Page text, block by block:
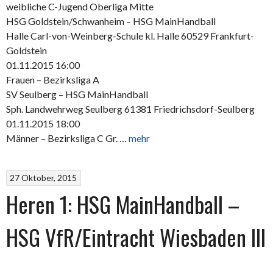
weibliche C-Jugend Oberliga Mitte
HSG Goldstein/Schwanheim – HSG MainHandball
Halle Carl-von-Weinberg-Schule kl. Halle 60529 Frankfurt-
Goldstein
01.11.2015 16:00
Frauen – Bezirksliga A
SV Seulberg – HSG MainHandball
Sph. Landwehrweg Seulberg 61381 Friedrichsdorf-Seulberg
01.11.2015 18:00
Männer – Bezirksliga C Gr. … mehr
27 Oktober, 2015
Heren 1: HSG MainHandball –
HSG VfR/Eintracht Wiesbaden III